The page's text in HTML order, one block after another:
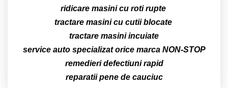
ridicare masini cu roti rupte
tractare masini cu cutii blocate
tractare masini incuiate
service auto specializat orice marca NON-STOP
remedieri defectiuni rapid
reparatii pene de cauciuc